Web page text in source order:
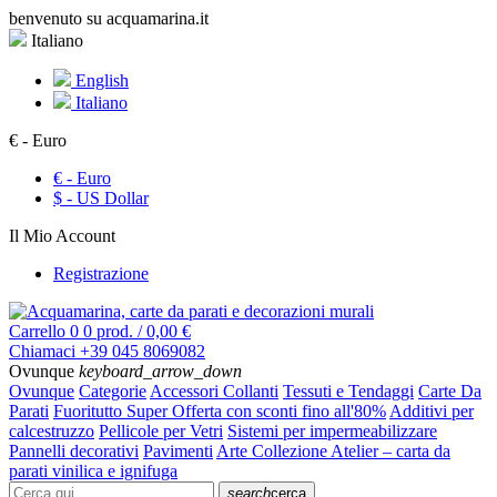
benvenuto su acquamarina.it
Italiano
English
Italiano
€ - Euro
€ - Euro
$ - US Dollar
Il Mio Account
Registrazione
Carrello 0 0 prod. / 0,00 €
Chiamaci +39 045 8069082
Ovunque keyboard_arrow_down
Ovunque Categorie Accessori Collanti Tessuti e Tendaggi Carte Da
Parati Fuoritutto Super Offerta con sconti fino all'80% Additivi per
calcestruzzo Pellicole per Vetri Sistemi per impermeabilizzare
Pannelli decorativi Pavimenti Arte Collezione Atelier – carta da
parati vinilica e ignifuga
searchcerca